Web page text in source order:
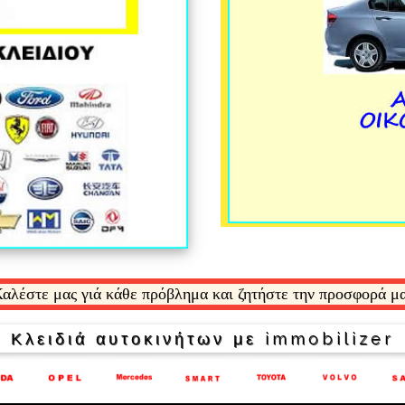
μας γιά κάθε πρόβλημα και ζητήστε την προσφορά
Κλειδιά αυτοκινήτων με immobilizer